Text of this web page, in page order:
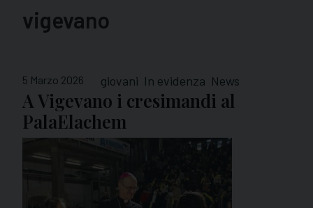
vigevano
5 Marzo 2026 giovani In evidenza News
A Vigevano i cresimandi al
PalaElachem